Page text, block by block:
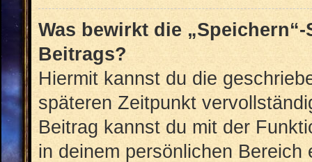
Was bewirkt die
Beitrags?
Hiermit kannst du die
späteren Zeitpunkt
Beitrag kannst du mit der
in deinem persönlichen Bereich